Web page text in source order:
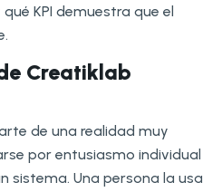
KPI demuestra que el
Creatiklab
de una realidad muy
por entusiasmo individual
sistema. Una persona la usa